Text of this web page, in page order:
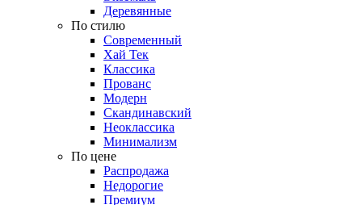
Деревянные
По стилю
Современный
Хай Тек
Классика
Прованс
Модерн
Скандинавский
Неоклассика
Минимализм
По цене
Распродажа
Недорогие
Премиум